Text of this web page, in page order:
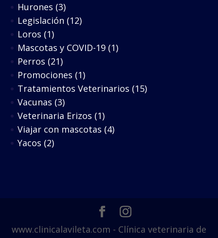
Hurones (3)
Legislación (12)
Loros (1)
Mascotas y COVID-19 (1)
Perros (21)
Promociones (1)
Tratamientos Veterinarios (15)
Vacunas (3)
Veterinaria Erizos (1)
Viajar con mascotas (4)
Yacos (2)
www.clinicalavileta.com - Clínica veterinaria de